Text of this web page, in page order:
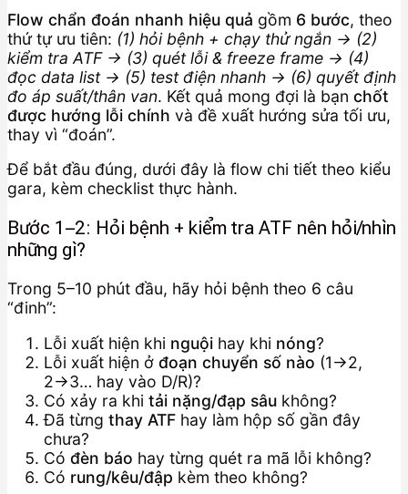
Flow chẩn đoán nhanh hiệu quả gồm 6 bước, theo
thứ tự ưu tiên: (1) hỏi bệnh + chạy thử ngắn → (2)
kiểm tra ATF → (3) quét lỗi & freeze frame → (4)
đọc data list → (5) test điện nhanh → (6) quyết định
đo áp suất/thân van. Kết quả mong đợi là bạn chốt
được hướng lỗi chính và đề xuất hướng sửa tối ưu,
thay vì “đoán”.
Để bắt đầu đúng, dưới đây là flow chi tiết theo kiểu
gara, kèm checklist thực hành.
Bước 1–2: Hỏi bệnh + kiểm tra ATF nên hỏi/nhìn
những gì?
Trong 5–10 phút đầu, hãy hỏi bệnh theo 6 câu
“đinh”:
Lỗi xuất hiện khi nguội hay khi nóng?
Lỗi xuất hiện ở đoạn chuyển số nào (1→2,
2→3… hay vào D/R)?
Có xảy ra khi tải nặng/đạp sâu không?
Đã từng thay ATF hay làm hộp số gần đây
chưa?
Có đèn báo hay từng quét ra mã lỗi không?
Có rung/kêu/đập kèm theo không?